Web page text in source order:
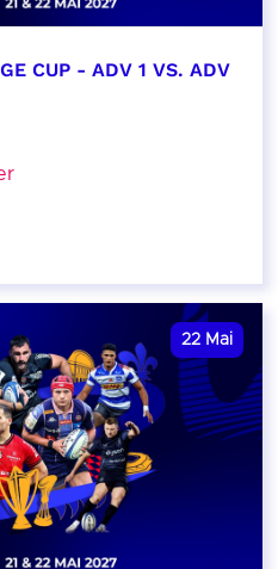
CUP - ADV 1 VS. ADV
22 Mai